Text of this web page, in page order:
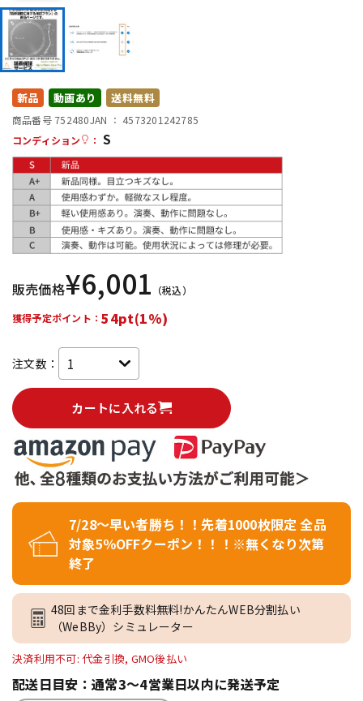
DTM オンライン納品
配信/ライブ機器
新品 動画あり 送料無料
商品番号 752480JAN ： 4573201242785
コンディション
： S
販売価格¥6,001 （税込）
獲得予定ポイント： 54pt(1%)
注文数：
カートに入れる
7/28～早い者勝ち！！先着1000枚限定 全品
対象5％OFFクーポン！！！※無くなり次第
終了
48回まで金利手数料無料!かんたんWEB分割払い
（WeBBy）シミュレーター
決済利用不可: 代金引換, GMO後払い
配送日目安：通常3～4営業日以内に発送予定